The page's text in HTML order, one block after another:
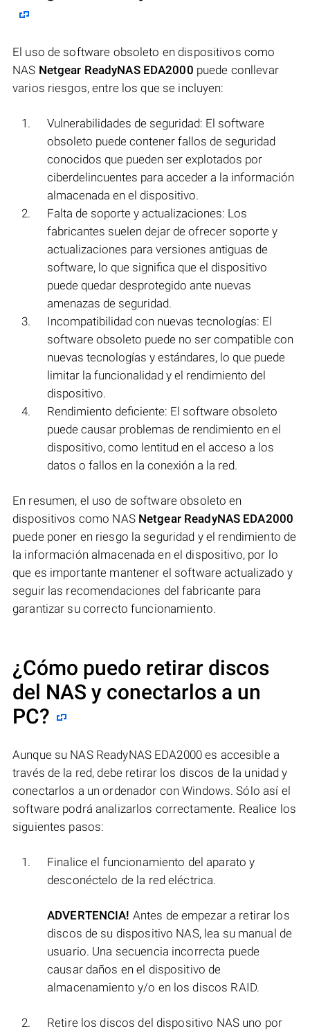
El uso de software obsoleto en dispositivos como
NAS Netgear ReadyNAS EDA2000 puede conllevar
varios riesgos, entre los que se incluyen:
Vulnerabilidades de seguridad: El software
obsoleto puede contener fallos de seguridad
conocidos que pueden ser explotados por
ciberdelincuentes para acceder a la información
almacenada en el dispositivo.
Falta de soporte y actualizaciones: Los
fabricantes suelen dejar de ofrecer soporte y
actualizaciones para versiones antiguas de
software, lo que significa que el dispositivo
puede quedar desprotegido ante nuevas
amenazas de seguridad.
Incompatibilidad con nuevas tecnologías: El
software obsoleto puede no ser compatible con
nuevas tecnologías y estándares, lo que puede
limitar la funcionalidad y el rendimiento del
dispositivo.
Rendimiento deficiente: El software obsoleto
puede causar problemas de rendimiento en el
dispositivo, como lentitud en el acceso a los
datos o fallos en la conexión a la red.
En resumen, el uso de software obsoleto en
dispositivos como NAS Netgear ReadyNAS EDA2000
puede poner en riesgo la seguridad y el rendimiento de
la información almacenada en el dispositivo, por lo
que es importante mantener el software actualizado y
seguir las recomendaciones del fabricante para
garantizar su correcto funcionamiento.
¿Cómo puedo retirar discos
del NAS y conectarlos a un
PC?
Aunque su NAS ReadyNAS EDA2000 es accesible a
través de la red, debe retirar los discos de la unidad y
conectarlos a un ordenador con Windows. Sólo así el
software podrá analizarlos correctamente. Realice los
siguientes pasos:
Finalice el funcionamiento del aparato y
desconéctelo de la red eléctrica.
ADVERTENCIA! Antes de empezar a retirar los
discos de su dispositivo NAS, lea su manual de
usuario. Una secuencia incorrecta puede
causar daños en el dispositivo de
almacenamiento y/o en los discos RAID.
Retire los discos del dispositivo NAS uno por